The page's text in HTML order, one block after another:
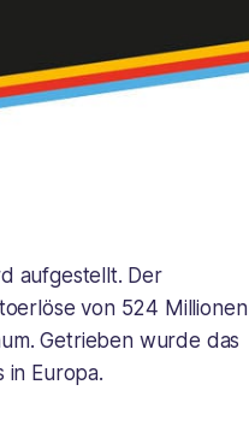
aufgestellt. Der
von 524 Millionen
Getrieben wurde das
in Europa.